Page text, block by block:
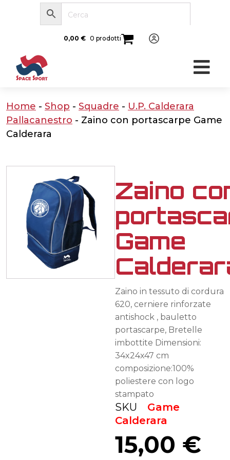
0,00 € 0 prodotti
Home - Shop - Squadre - U.P. Calderara
Pallacanestro - Zaino con portascarpe Game
Calderara
Zaino
Game
Zaino in tessuto di cordura
620, cerniere rinforzate
antishock , bauletto
portascarpe, Bretelle
imbottite Dimensioni:
34x24x47 cm
composizione:100%
poliestere con logo
stampato
SKU Game
Calderara
15,00 €